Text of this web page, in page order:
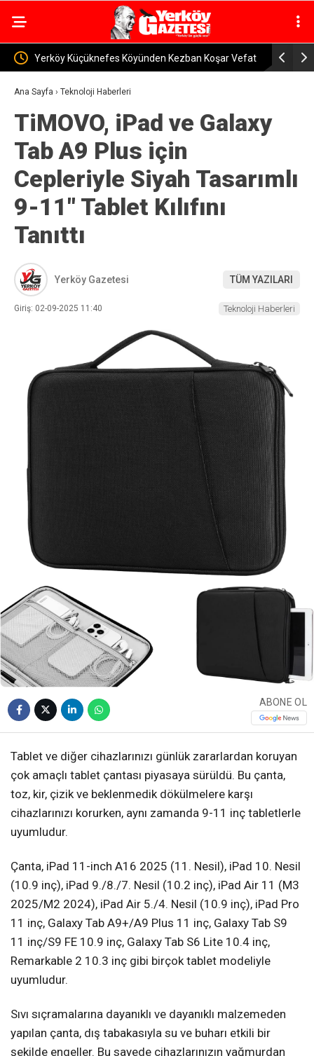
Koşar Vefat Yozgat’ta Kaybolan 170 Küçükbaş Hayvan Bulundu
Ana Sayfa › Teknoloji Haberleri
TiMOVO, iPad ve Galaxy
Tab A9 Plus için
Cepleriyle Siyah Tasarımlı
9-11″ Tablet Kılıfını
Tanıttı
Yerköy Gazetesi TÜM YAZILARI
Giriş: 02-09-2025 11:40 Teknoloji Haberleri
ABONE OL
Tablet ve diğer cihazlarınızı günlük zararlardan koruyan
çok amaçlı tablet çantası piyasaya sürüldü. Bu çanta,
toz, kir, çizik ve beklenmedik dökülmelere karşı
cihazlarınızı korurken, aynı zamanda 9-11 inç tabletlerle
uyumludur.
Çanta, iPad 11-inch A16 2025 (11. Nesil), iPad 10. Nesil
(10.9 inç), iPad 9./8./7. Nesil (10.2 inç), iPad Air 11 (M3
2025/M2 2024), iPad Air 5./4. Nesil (10.9 inç), iPad Pro
11 inç, Galaxy Tab A9+/A9 Plus 11 inç, Galaxy Tab S9
11 inç/S9 FE 10.9 inç, Galaxy Tab S6 Lite 10.4 inç,
Remarkable 2 10.3 inç gibi birçok tablet modeliyle
uyumludur.
Sıvı sıçramalarına dayanıklı ve dayanıklı malzemeden
yapılan çanta, dış tabakasıyla su ve buharı etkili bir
şekilde engeller. Bu sayede cihazlarınızın yağmurdan